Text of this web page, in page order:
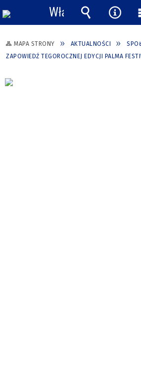
MAPA STRONY AKTUALNOŚCI
ZAPOWIEDŹ TEGOROCZNEJ EDYCJI PALMA
Włącz
powiadomienia